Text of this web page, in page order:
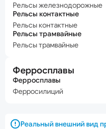
Рельсы железнодорожные
Рельсы контактные
Рельсы контактные
Рельсы трамвайные
Рельсы трамвайные
Ферросплавы
Ферросплавы
Ферросилиций
Реальный внешний вид